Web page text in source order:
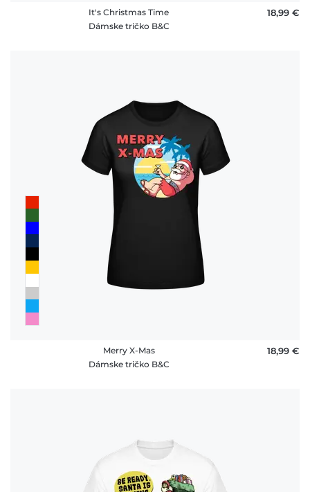
It's Christmas Time
Dámske tričko B&C
18,99 €
Merry X-Mas
Dámske tričko B&C
18,99 €